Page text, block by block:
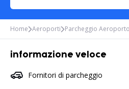
Home Aeroporti Parcheggio
informazione veloce
Fornitori di parcheggio